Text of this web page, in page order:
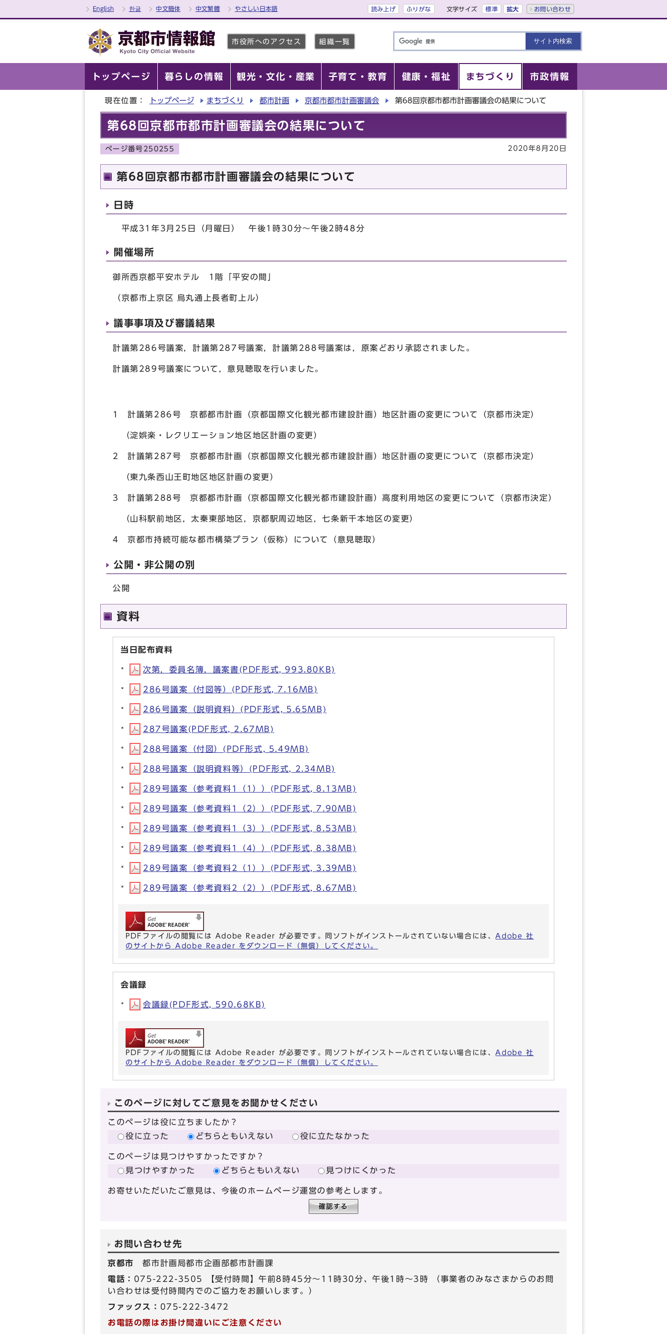
English 한글 中文簡体 中文繁體 やさしい日本語 読み上げ ふりがな 文字サイズ 標準 拡大 お問い合わせ
市役所へのアクセス 組織一覧
トップページ 暮らしの情報 観光・文化・産業 子育て・教育 健康・福祉 まちづくり 市政情報
現在位置： トップページ まちづくり 都市計画 京都市都市計画審議会 第68回京都市都市計画審議会の結果について
第68回京都市都市計画審議会の結果について
ページ番号250255 2020年8月20日
第68回京都市都市計画審議会の結果について
日時
平成31年3月25日（月曜日） 午後1時30分～午後2時48分
開催場所
御所西京都平安ホテル 1階「平安の間」
（京都市上京区 烏丸通上長者町上ル）
議事事項及び審議結果
計議第286号議案，計議第287号議案，計議第288号議案は，原案どおり承認されました。
計議第289号議案について，意見聴取を行いました。
1 計議第286号 京都都市計画（京都国際文化観光都市建設計画）地区計画の変更について（京都市決定）
（淀娯楽・レクリエーション地区地区計画の変更）
2 計議第287号 京都都市計画（京都国際文化観光都市建設計画）地区計画の変更について（京都市決定）
（東九条西山王町地区地区計画の変更）
3 計議第288号 京都都市計画（京都国際文化観光都市建設計画）高度利用地区の変更について（京都市決定）
（山科駅前地区，太秦東部地区，京都駅周辺地区，七条新千本地区の変更）
4 京都市持続可能な都市構築プラン（仮称）について（意見聴取）
公開・非公開の別
公開
資料
当日配布資料
次第，委員名簿，議案書(PDF形式, 993.80KB)
286号議案（付図等）(PDF形式, 7.16MB)
286号議案（説明資料）(PDF形式, 5.65MB)
287号議案(PDF形式, 2.67MB)
288号議案（付図）(PDF形式, 5.49MB)
288号議案（説明資料等）(PDF形式, 2.34MB)
289号議案（参考資料1（1））(PDF形式, 8.13MB)
289号議案（参考資料1（2））(PDF形式, 7.90MB)
289号議案（参考資料1（3））(PDF形式, 8.53MB)
289号議案（参考資料1（4））(PDF形式, 8.38MB)
289号議案（参考資料2（1））(PDF形式, 3.39MB)
289号議案（参考資料2（2））(PDF形式, 8.67MB)
PDFファイルの閲覧には Adobe Reader が必要です。同ソフトがインストールされていない場合には、Adobe 社
のサイトから Adobe Reader をダウンロード（無償）してください。
会議録
会議録(PDF形式, 590.68KB)
PDFファイルの閲覧には Adobe Reader が必要です。同ソフトがインストールされていない場合には、Adobe 社
のサイトから Adobe Reader をダウンロード（無償）してください。
このページに対してご意見をお聞かせください
このページは役に立ちましたか？
役に立った
どちらともいえない 役に立たなかった
このページは見つけやすかったですか？
見つけやすかった
どちらともいえない 見つけにくかった
お寄せいただいたご意見は、今後のホームページ運営の参考とします。
お問い合わせ先
京都市都市計画局都市企画部都市計画課
電話： 075-222-3505 【受付時間】午前8時45分～11時30分、午後1時～3時 （事業者のみなさまからのお問
い合わせは受付時間内でのご協力をお願いします。）
ファックス： 075-222-3472
お電話の際はお掛け間違いにご注意ください